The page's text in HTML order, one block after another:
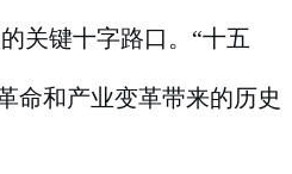
关键十字路口。“十五
命和产业变革带来的历史